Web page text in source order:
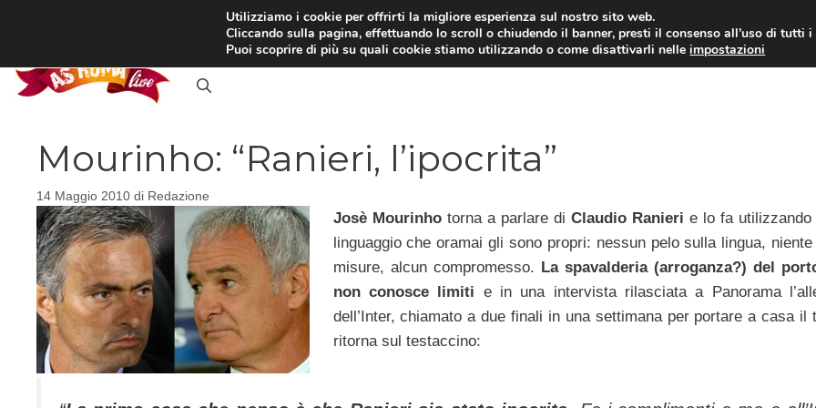
RASSEGNA STAMPA INTERVISTE CALCIOMERCATO CAMPIONATO
Mourinho: “Ranieri, l’ipocrita”
14 Maggio 2010 di Redazione
Josè Mourinhotorna a parlare di Claudio Ranieri e lo fa utilizzando
linguaggio che oramai gli sono propri: nessun pelo sulla lingua,
misure, alcun compromesso. La spavalderia (arroganza?) del
non conosce limiti e in una intervista rilasciata a Panorama
dell’Inter, chiamato a due finali in una settimana per portare a casa il
ritorna sul testaccino:
Utilizziamo i cookie per offrirti la migliore esperienza sul nostro sito web.
Cliccando sulla pagina, effettuando lo scroll o chiudendo il banner, presti il consenso all’uso di tutti i
Puoi scoprire di più su quali cookie stiamo utilizzando o come disattivarli nelleimpostazioni